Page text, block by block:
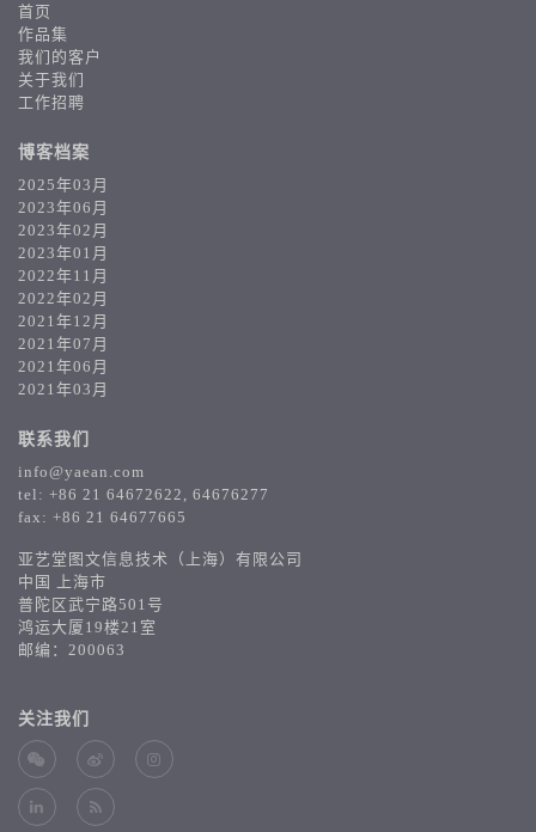
首页
作品集
我们的客户
关于我们
工作招聘
博客档案
2025年03月
2023年06月
2023年02月
2023年01月
2022年11月
2022年02月
2021年12月
2021年07月
2021年06月
2021年03月
联系我们
info@yaean.com
tel: +86 21 64672622, 64676277
fax: +86 21 64677665
亚艺堂图文信息技术（上海）有限公司
中国 上海市
普陀区武宁路501号
鸿运大厦19楼21室
邮编：200063
关注我们